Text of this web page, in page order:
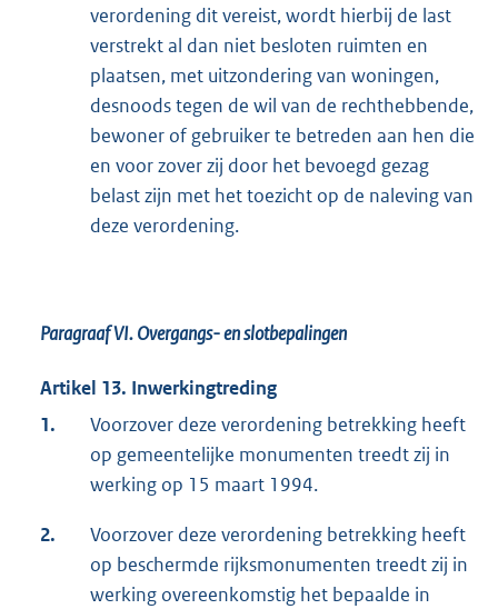
verordening dit vereist, wordt hierbij de last
verstrekt al dan niet besloten ruimten en
plaatsen, met uitzondering van woningen,
desnoods tegen de wil van de rechthebbende,
bewoner of gebruiker te betreden aan hen die
en voor zover zij door het bevoegd gezag
belast zijn met het toezicht op de naleving van
deze verordening.
Paragraaf VI.Overgangs- en slotbepalingen
Artikel 13. Inwerkingtreding
1.
Voorzover deze verordening betrekking heeft
op gemeentelijke monumenten treedt zij in
werking op 15 maart 1994.
2.
Voorzover deze verordening betrekking heeft
op beschermde rijksmonumenten treedt zij in
werking overeenkomstig het bepaalde in